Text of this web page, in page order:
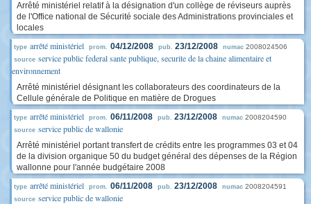
Arrêté ministériel relatif à la désignation d'un collège de réviseurs auprès
de l'Office national de Sécurité sociale des Administrations provinciales et
locales
type arrêté ministériel prom. 04/12/2008 pub. 23/12/2008 numac 2008024506
source service public federal sante publique, securite de la chaine alimentaire et
environnement
Arrêté ministériel désignant les collaborateurs des coordinateurs de la
Cellule générale de Politique en matière de Drogues
type arrêté ministériel prom. 06/11/2008 pub. 23/12/2008 numac 2008204590
source service public de wallonie
Arrêté ministériel portant transfert de crédits entre les programmes 03 et 04
de la division organique 50 du budget général des dépenses de la Région
wallonne pour l'année budgétaire 2008
type arrêté ministériel prom. 06/11/2008 pub. 23/12/2008 numac 2008204591
source service public de wallonie